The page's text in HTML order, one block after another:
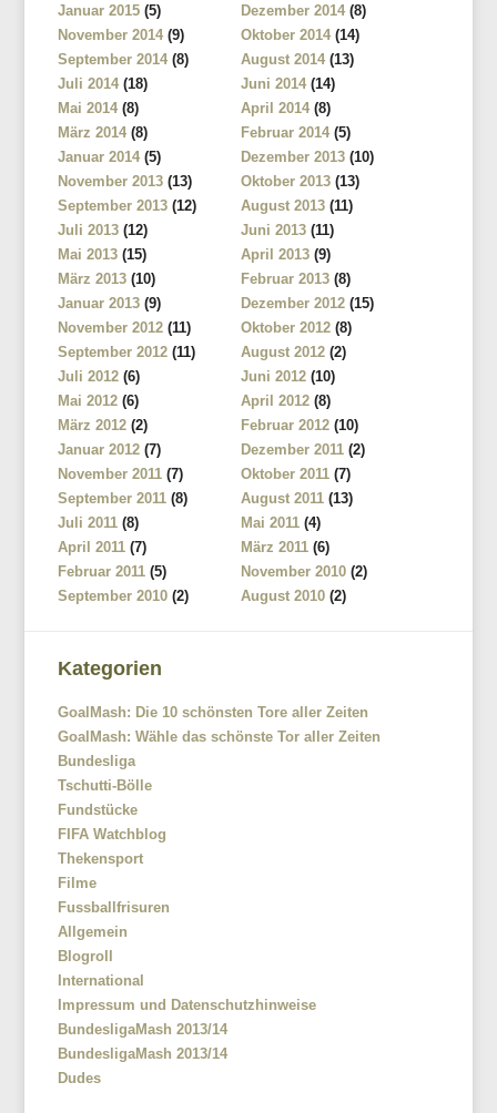
Januar 2015 (5) Dezember 2014 (8)
November 2014 (9) Oktober 2014 (14)
September 2014 (8) August 2014 (13)
Juli 2014 (18) Juni 2014 (14)
Mai 2014 (8) April 2014 (8)
März 2014 (8) Februar 2014 (5)
Januar 2014 (5) Dezember 2013 (10)
November 2013 (13) Oktober 2013 (13)
September 2013 (12) August 2013 (11)
Juli 2013 (12) Juni 2013 (11)
Mai 2013 (15) April 2013 (9)
März 2013 (10) Februar 2013 (8)
Januar 2013 (9) Dezember 2012 (15)
November 2012 (11) Oktober 2012 (8)
September 2012 (11) August 2012 (2)
Juli 2012 (6) Juni 2012 (10)
Mai 2012 (6) April 2012 (8)
März 2012 (2) Februar 2012 (10)
Januar 2012 (7) Dezember 2011 (2)
November 2011 (7) Oktober 2011 (7)
September 2011 (8) August 2011 (13)
Juli 2011 (8) Mai 2011 (4)
April 2011 (7) März 2011 (6)
Februar 2011 (5) November 2010 (2)
September 2010 (2) August 2010 (2)
Kategorien
GoalMash: Die 10 schönsten Tore aller Zeiten
GoalMash: Wähle das schönste Tor aller Zeiten
Bundesliga
Tschutti-Bölle
Fundstücke
FIFA Watchblog
Thekensport
Filme
Fussballfrisuren
Allgemein
Blogroll
International
Impressum und Datenschutzhinweise
BundesligaMash 2013/14
BundesligaMash 2013/14
Dudes